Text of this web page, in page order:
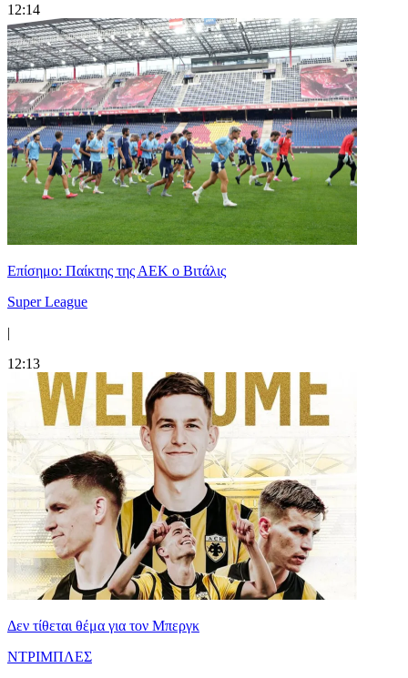
12:14
Επίσημο: Παίκτης της ΑΕΚ ο Βιτάλις
Super League
|
12:13
Δεν τίθεται θέμα για τον Μπεργκ
ΝΤΡΙΜΠΛΕΣ